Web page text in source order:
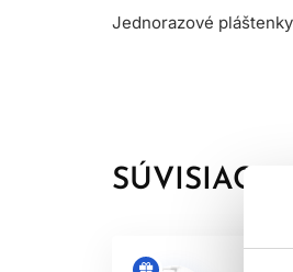
Jednorazové
SÚVISIACE